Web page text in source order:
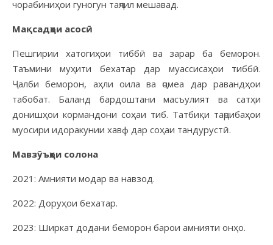
чорабиниҳои гуногун таҷлил мешавад.
Мақсадҳои асосӣ
Пешгирии хатогиҳои тиббӣ ва зарар ба беморон.
Таъмини муҳити бехатар дар муассисаҳои тиббӣ.
Ҷалби беморон, аҳли оила ва ҷомеа дар равандҳои
табобат. Баланд бардоштани масъулият ва сатҳи
донишҳои кормандони соҳаи тиб. Татбиқи таҷрибаҳои
муосири идоракунии хавф дар соҳаи тандурустӣ.
Мавзӯъҳои солона
2021: Амнияти модар ва навзод.
2022: Доруҳои бехатар.
2023: Ширкат додани беморон барои амнияти онҳо.